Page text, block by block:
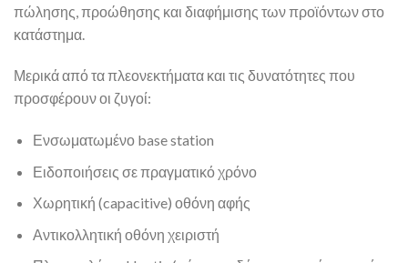
πώλησης, προώθησης και διαφήμισης των προϊόντων στο
κατάστημα.
Μερικά από τα πλεονεκτήματα και τις δυνατότητες που
προσφέρουν οι ζυγοί:
Ενσωματωμένο base station
Ειδοποιήσεις σε πραγματικό χρόνο
Χωρητική (capacitive) οθόνη αφής
Αντικολλητική οθόνη χειριστή